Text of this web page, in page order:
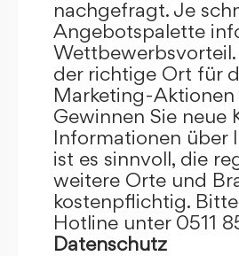
nachgefragt. Je
Angebotspalette
der richtige Ort für
Marketing-
Gewinnen Sie neue
Informationen über
ist es sinnvoll, die
weitere Orte und
kostenpflichtig.
Hotline unter 0511
Datenschutz